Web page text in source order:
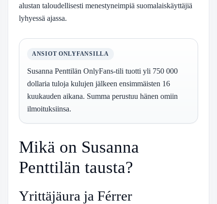
alustan taloudellisesti menestyneimpiä suomalaiskäyttäjiä
lyhyessä ajassa.
ANSIOT ONLYFANSILLA
Susanna Penttilän OnlyFans-tili tuotti yli 750 000
dollaria tuloja kulujen jälkeen ensimmäisten 16
kuukauden aikana. Summa perustuu hänen omiin
ilmoituksiinsa.
Mikä on Susanna
Penttilän tausta?
Yrittäjäura ja Férrer